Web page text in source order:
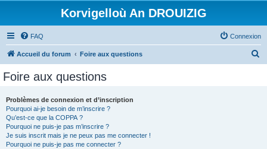
Korvigelloù An DROUIZIG
FAQ Connexion
Accueil du forum Foire aux questions
Foire aux questions
Problèmes de connexion et d’inscription
Pourquoi ai-je besoin de m’inscrire ?
Qu’est-ce que la COPPA ?
Pourquoi ne puis-je pas m’inscrire ?
Je suis inscrit mais je ne peux pas me connecter !
Pourquoi ne puis-je pas me connecter ?